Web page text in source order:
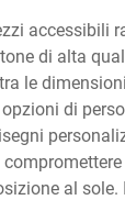
accessibili
di alta
le
di
al